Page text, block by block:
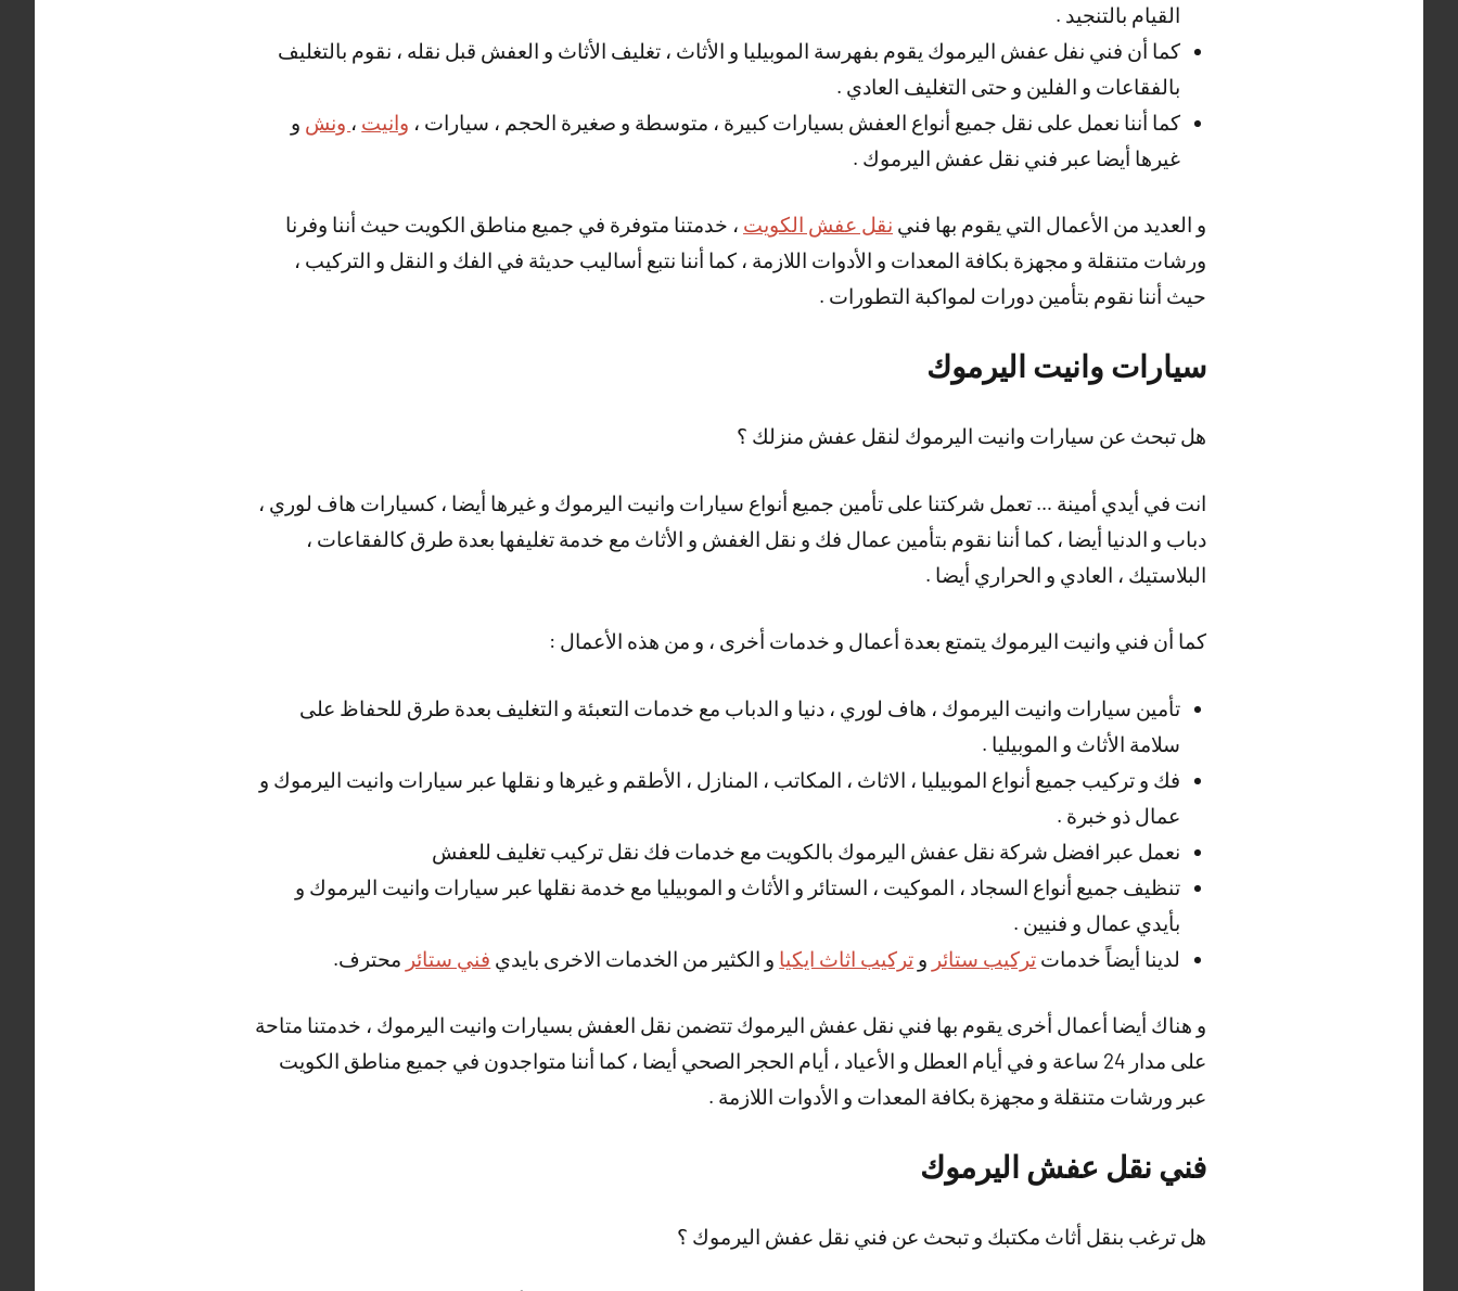
القيام بالتنجيد .
كما أن فني نفل عفش اليرموك يقوم بفهرسة الموبيليا و الأثاث ، تغليف الأثاث و العفش قبل نقله ، نقوم بالتغليف
بالفقاعات و الفلين و حتى التغليف العادي .
كما أننا نعمل على نقل جميع أنواع العفش بسيارات كبيرة ، متوسطة و صغيرة الحجم ، سيارات ، وانيت ، ونش و
غيرها أيضا عبر فني نقل عفش اليرموك .
و العديد من الأعمال التي يقوم بها فني نقل عفش الكويت ، خدمتنا متوفرة في جميع مناطق الكويت حيث أننا وفرنا
ورشات متنقلة و مجهزة بكافة المعدات و الأدوات اللازمة ، كما أننا نتبع أساليب حديثة في الفك و النقل و التركيب ،
حيث أننا نقوم بتأمين دورات لمواكبة التطورات .
سيارات وانيت اليرموك
هل تبحث عن سيارات وانيت اليرموك لنقل عفش منزلك ؟
انت في أيدي أمينة … تعمل شركتنا على تأمين جميع أنواع سيارات وانيت اليرموك و غيرها أيضا ، كسيارات هاف لوري ،
دباب و الدنيا أيضا ، كما أننا نقوم بتأمين عمال فك و نقل الغفش و الأثاث مع خدمة تغليفها بعدة طرق كالفقاعات ،
البلاستيك ، العادي و الحراري أيضا .
كما أن فني وانيت اليرموك يتمتع بعدة أعمال و خدمات أخرى ، و من هذه الأعمال :
تأمين سيارات وانيت اليرموك ، هاف لوري ، دنيا و الدباب مع خدمات التعبئة و التغليف بعدة طرق للحفاظ على
سلامة الأثاث و الموبيليا .
فك و تركيب جميع أنواع الموبيليا ، الاثاث ، المكاتب ، المنازل ، الأطقم و غيرها و نقلها عبر سيارات وانيت اليرموك و
عمال ذو خبرة .
نعمل عبر افضل شركة نقل عفش اليرموك بالكويت مع خدمات فك نقل تركيب تغليف للعفش
تنظيف جميع أنواع السجاد ، الموكيت ، الستائر و الأثاث و الموبيليا مع خدمة نقلها عبر سيارات وانيت اليرموك و
بأيدي عمال و فنيين .
لدينا أيضاً خدمات تركيب ستائر و تركيب اثاث ايكيا و الكثير من الخدمات الاخرى بايدي فني ستائر محترف.
و هناك أيضا أعمال أخرى يقوم بها فني نقل عفش اليرموك تتضمن نقل العفش بسيارات وانيت اليرموك ، خدمتنا متاحة
على مدار 24 ساعة و في أيام العطل و الأعياد ، أيام الحجر الصحي أيضا ، كما أننا متواجدون في جميع مناطق الكويت
عبر ورشات متنقلة و مجهزة بكافة المعدات و الأدوات اللازمة .
فني نقل عفش اليرموك
هل ترغب بنقل أثاث مكتبك و تبحث عن فني نقل عفش اليرموك ؟